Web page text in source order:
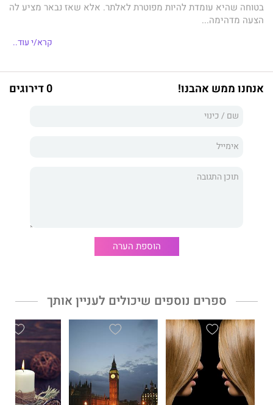
בטוחה שהיא עומדת להיות מפוטרת לאלתר. אלא שאז נבאר מציע לה
הצעה מדהימה...
המיליארדר ששמו הולך לפניו, רוצה למנוע מהעיתונאים החטטניים
קרא/י עוד..
אנחנו ממש אהבנו! 0 דירוגים
הוספת הערה
ספרים נוספים שיכולים לעניין אותך